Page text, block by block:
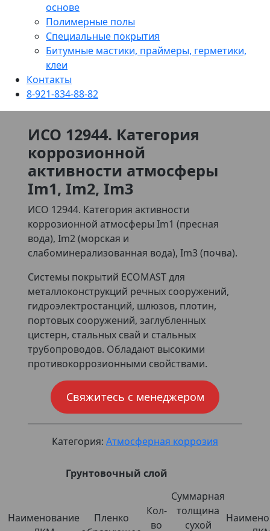
основе
Полимерные полы
Специальные покрытия
Битумные мастики, праймеры, герметики,
клеи
Контакты
8-921-834-88-82
ИСО 12944. Категория
коррозионной
активности атмосферы
Im1, Im2, Im3
ИСО 12944. Категория активности
коррозионной атмосферы Im1 (пресная
вода), Im2 (морская и
слабоминерализованная вода), Im3 (почва).
Системы покрытий ECOMAST для
металлоконструкций речных сооружений,
гидроэлектростанций, шлюзов, плотин,
портовых сооружений, заглубленных
цистерн, стальных свай и стальных
трубопроводов. Обладают высокими
противокоррозионными свойствами.
Свяжитесь с менеджером
Категория: Атмосферная коррозия
Грунтовочный слой
Наименование
Пленко
Кол-
во
Суммарная
толщина
сухой